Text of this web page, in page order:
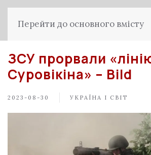
Перейти до основного вмісту
ЗСУ прорвали
Суровікіна» – Bild
2023-08-30 УКРАЇНА І СВІТ